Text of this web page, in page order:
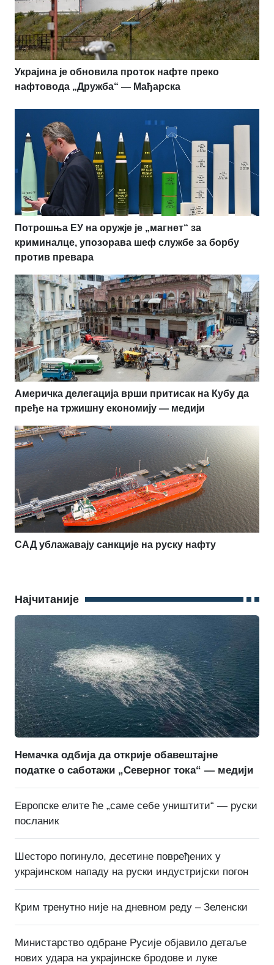
Украјина је обновила проток нафте преко
нафтовода „Дружба“ — Мађарска
Потрошња ЕУ на оружје је „магнет“ за
криминалце, упозорава шеф службе за борбу
против превара
Америчка делегација врши притисак на Кубу да
пређе на тржишну економију — медији
САД ублажавају санкције на руску нафту
Најчитаније
Немачка одбија да открије обавештајне
податке о саботажи „Северног тока“ — медији
Европске елите ће „саме себе уништити“ — руски
посланик
Шесторо погинуло, десетине повређених у
украјинском нападу на руски индустријски погон
Крим тренутно није на дневном реду – Зеленски
Министарство одбране Русије објавило детаље
нових удара на украјинске бродове и луке